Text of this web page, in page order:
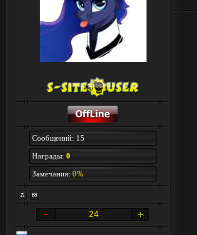
Сообщений: 15
Награды: 0
Замечания: 0%
24